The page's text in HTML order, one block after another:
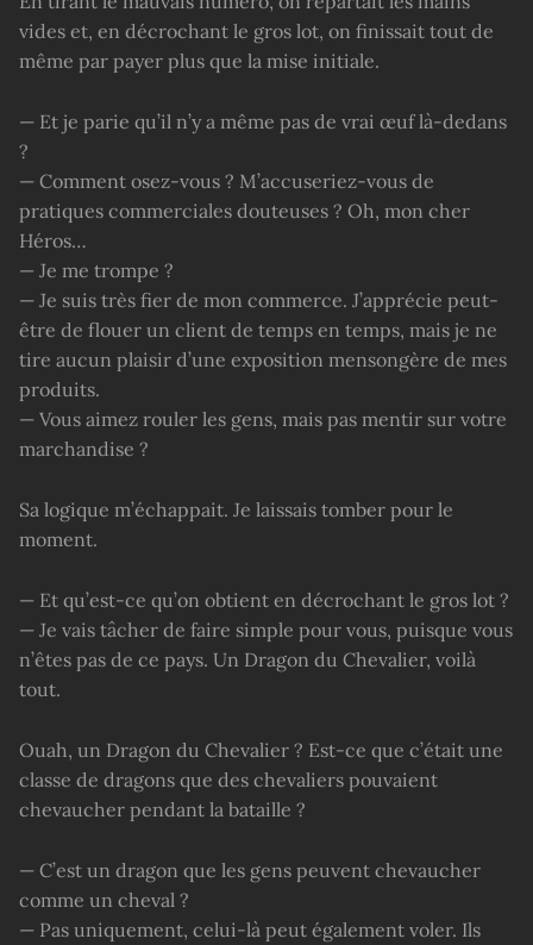
vides et, en décrochant le gros lot, on finissait tout de
même par payer plus que la mise initiale.
— Et je parie qu’il n’y a même pas de vrai œuf là-dedans
?
— Comment osez-vous ? M’accuseriez-vous de
pratiques commerciales douteuses ? Oh, mon cher
Héros…
— Je me trompe ?
— Je suis très fier de mon commerce. J’apprécie peut-
être de flouer un client de temps en temps, mais je ne
tire aucun plaisir d’une exposition mensongère de mes
produits.
— Vous aimez rouler les gens, mais pas mentir sur votre
marchandise ?
Sa logique m’échappait. Je laissais tomber pour le
moment.
— Et qu’est-ce qu’on obtient en décrochant le gros lot ?
— Je vais tâcher de faire simple pour vous, puisque vous
n’êtes pas de ce pays. Un Dragon du Chevalier, voilà
tout.
Ouah, un Dragon du Chevalier ? Est-ce que c’était une
classe de dragons que des chevaliers pouvaient
chevaucher pendant la bataille ?
— C’est un dragon que les gens peuvent chevaucher
comme un cheval ?
— Pas uniquement, celui-là peut également voler. Ils